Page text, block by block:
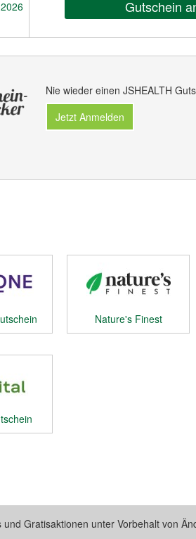
Gutschein
Nie wieder einen JSHEALTH
Jetzt Anmelden
Nature's Finest
Gutschein
Gratisaktionen unter Vorbehalt von